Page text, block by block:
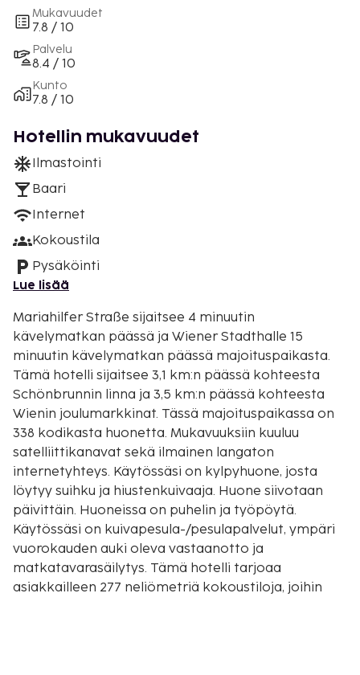
Mukavuudet
7.8 / 10
Palvelu
8.4 / 10
Kunto
7.8 / 10
Hotellin mukavuudet
Ilmastointi
Baari
Internet
Kokoustila
Pysäköinti
Lue lisää
Mariahilfer Straße sijaitsee 4 minuutin
kävelymatkan päässä ja Wiener Stadthalle 15
minuutin kävelymatkan päässä majoituspaikasta.
Tämä hotelli sijaitsee 3,1 km:n päässä kohteesta
Schönbrunnin linna ja 3,5 km:n päässä kohteesta
Wienin joulumarkkinat. Tässä majoituspaikassa on
338 kodikasta huonetta. Mukavuuksiin kuuluu
satelliittikanavat sekä ilmainen langaton
internetyhteys. Käytössäsi on kylpyhuone, josta
löytyy suihku ja hiustenkuivaaja. Huone siivotaan
päivittäin. Huoneissa on puhelin ja työpöytä.
Käytössäsi on kuivapesula-/pesulapalvelut, ympäri
vuorokauden auki oleva vastaanotto ja
matkatavarasäilytys. Tämä hotelli tarjoaa
asiakkailleen 277 neliömetriä kokoustiloja, joihin